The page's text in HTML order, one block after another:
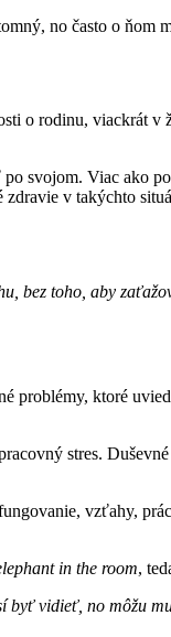
no často o ňom
o rodinu, viackrát
svojom. Viac ako
v takýchto
bez toho, aby
ktoré
stres.
vzťahy,
in the room,
byť vidieť, no môžu